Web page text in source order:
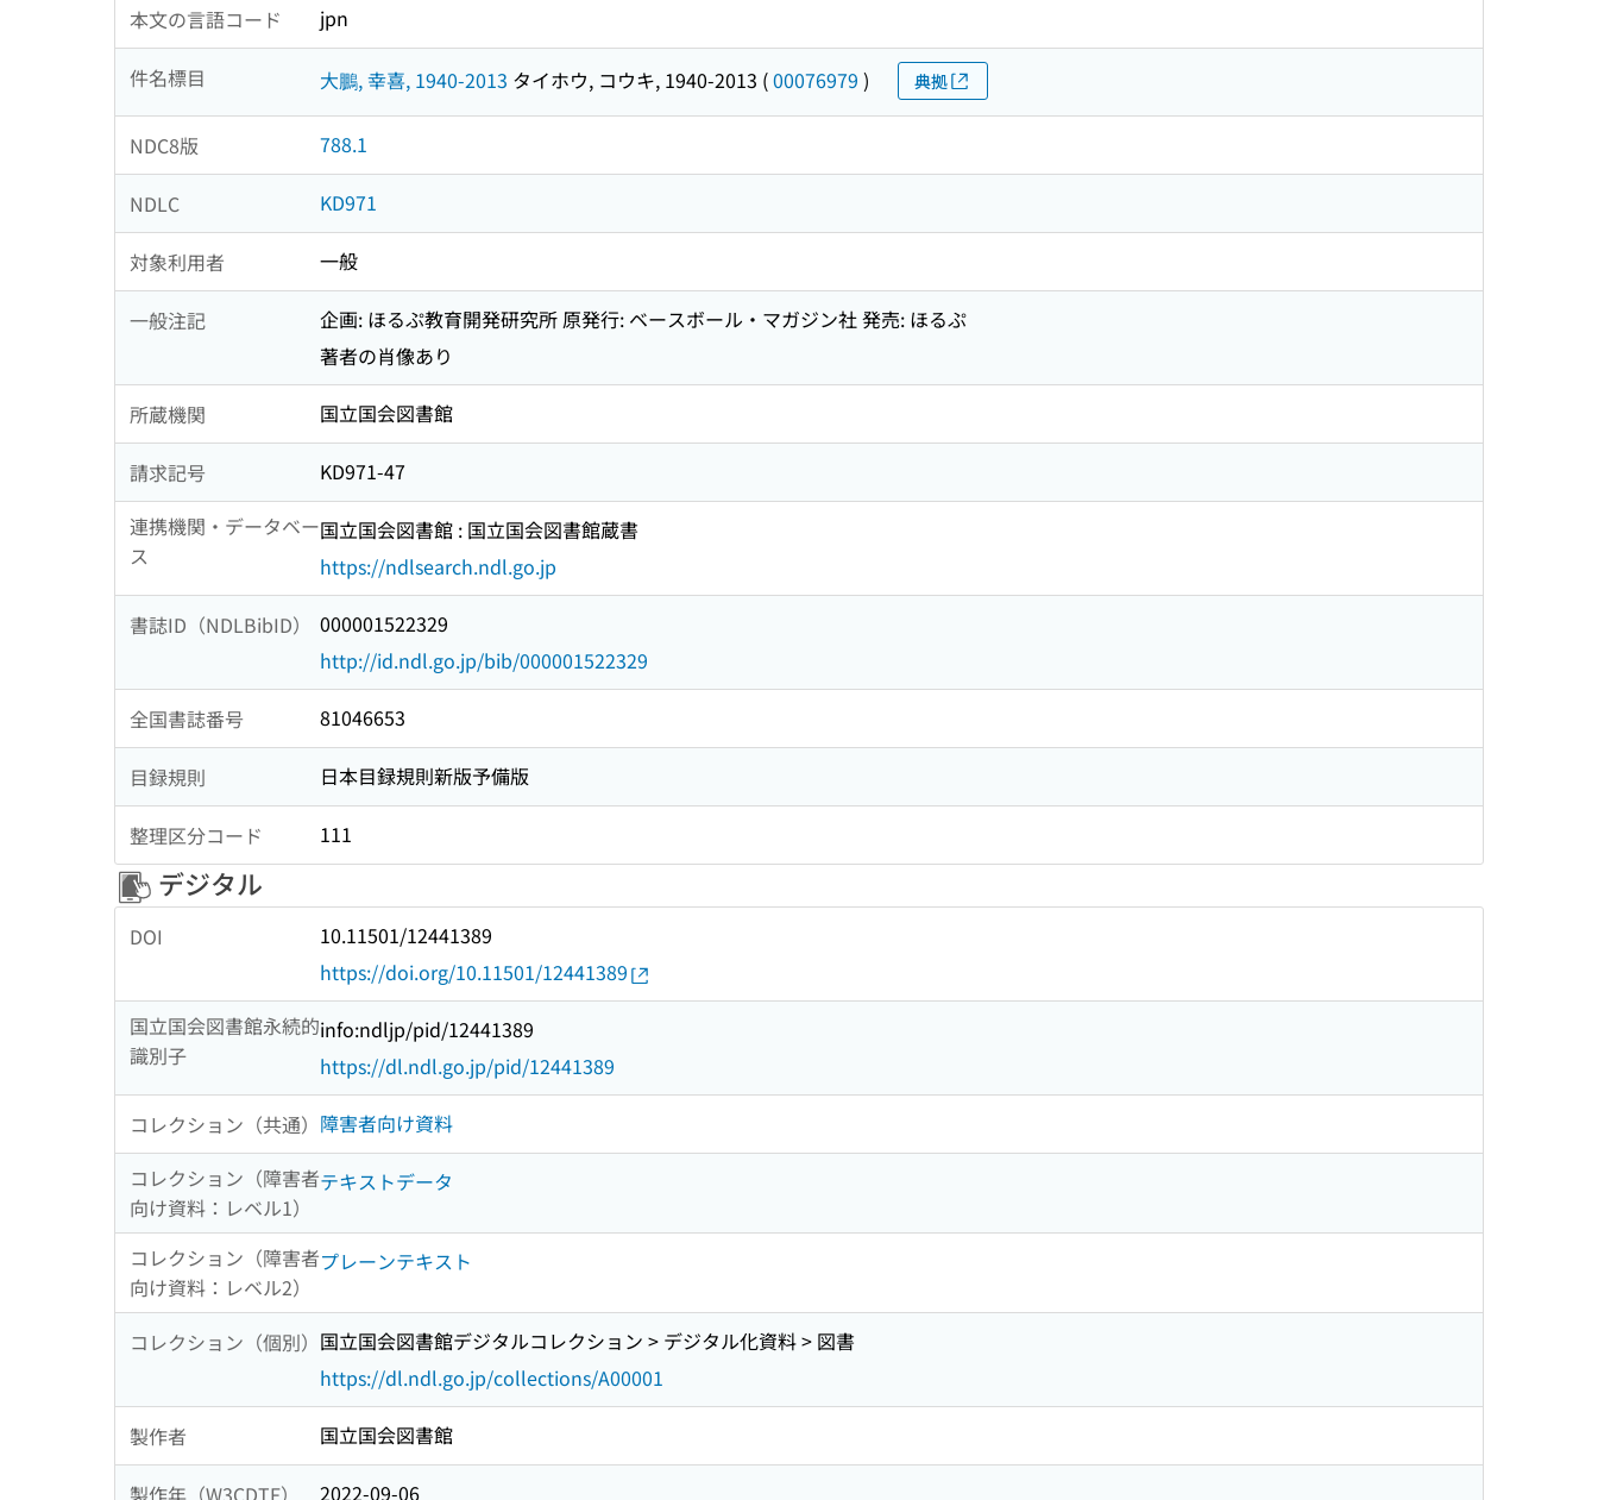
本文の言語コード jpn
件名標目 大鵬, 幸喜, 1940-2013 タイホウ, コウキ, 1940-2013 (00076979 ) 典拠
NDC8版 788.1
NDLC KD971
対象利用者 一般
一般注記
企画: ほるぷ教育開発研究所 原発行: ベースボール・マガジン社 発売: ほるぷ
著者の肖像あり
所蔵機関 国立国会図書館
請求記号
KD971-47
連携機関・データベー
ス
国立国会図書館 : 国立国会図書館蔵書
https://ndlsearch.ndl.go.jp
書誌ID（NDLBibID）
000001522329
http://id.ndl.go.jp/bib/000001522329
全国書誌番号 81046653
目録規則 日本目録規則新版予備版
整理区分コード 111
デジタル
DOI
10.11501/12441389
https://doi.org/10.11501/12441389
国立国会図書館永続的
識別子
info:ndljp/pid/12441389
https://dl.ndl.go.jp/pid/12441389
コレクション（共通） 障害者向け資料
コレクション（障害者
向け資料：レベル1）
テキストデータ
コレクション（障害者
向け資料：レベル2）
プレーンテキスト
コレクション（個別） 国立国会図書館デジタルコレクション > デジタル化資料 > 図書
https://dl.ndl.go.jp/collections/A00001
製作者 国立国会図書館
製作年（W3CDTF） 2022-09-06